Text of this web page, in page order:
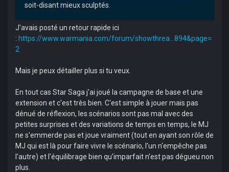
soit-disant mieux sculptés.
J'avais posté un retour rapide ici
: https://www.warmania.com/forum/showthrea...894&page=
2
Mais je peux détailler plus si tu veux.
En tout cas Star Saga j'ai joué la campagne de base et une
extension et c'est très bien. C'est simple à jouer mais pas
dénué de réflexion, les scénarios sont pas mal avec des
petites surprises et des variations de temps en temps, le MJ
ne s'emmerde pas et joue vraiment (tout en ayant son rôle de
MJ qui est là pour faire vivre le scénario, l'un n'empêche pas
l'autre) et l'équilibrage bien qu'imparfait n'est pas dégueu non
plus.